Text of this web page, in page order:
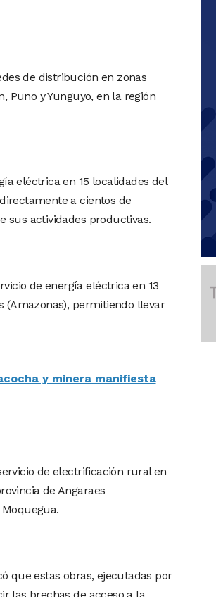
de distribución en zonas
Puno y Yunguyo, en la región
eléctrica en 15 localidades del
a cientos de
sus actividades productivas.
de energía eléctrica en 13
(Amazonas), permitiendo llevar
y minera manifiesta
de electrificación rural en
de Angaraes
que estas obras, ejecutadas por